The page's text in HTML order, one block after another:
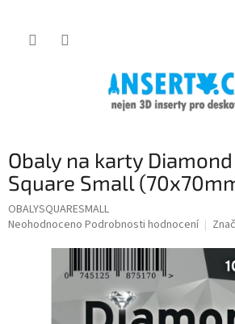
Obaly na karty
Square Small
OBALYSQUARESMALL
Průměrné
Neohodnoceno Podrobnosti hodnocení